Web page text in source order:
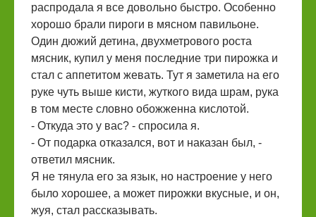
распродала я все довольно быстро. Особенно
хорошо брали пироги в мясном павильоне.
Один дюжий детина, двухметрового роста
мясник, купил у меня последние три пирожка и
стал с аппетитом жевать. Тут я заметила на его
руке чуть выше кисти, жуткого вида шрам, рука
в том месте словно обожженна кислотой.
- Откуда это у вас? - спросила я.
- От подарка отказался, вот и наказан был, -
ответил мясник.
Я не тянула его за язык, но настроение у него
было хорошее, а может пирожки вкусные, и он,
жуя, стал рассказывать.